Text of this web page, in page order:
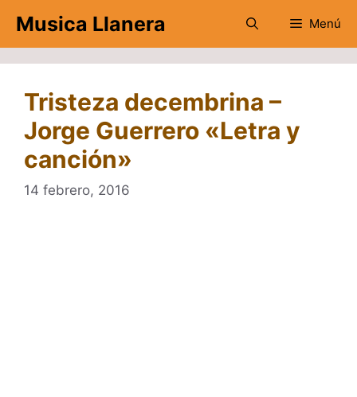
contenido
Musica Llanera Menú
Tristeza decembrina –
Jorge Guerrero «Letra y
canción»
14 febrero, 2016